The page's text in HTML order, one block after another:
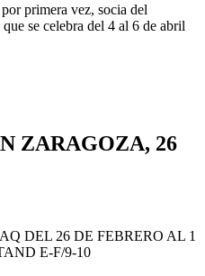
primera vez, socia del
se celebra del 4 al 6 de abril
ZARAGOZA, 26
DEL 26 DE FEBRERO AL 1
E-F/9-10